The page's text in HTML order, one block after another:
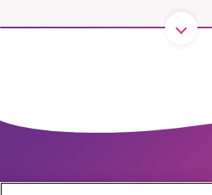
miljödebatten
nyhetsbevakning och
vill hjälpa